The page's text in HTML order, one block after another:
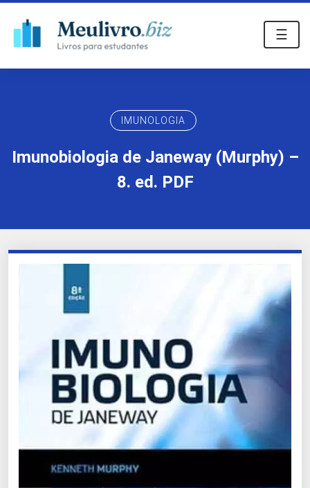
☰
IMUNOLOGIA
Imunobiologia de Janeway (Murphy) –
8. ed. PDF